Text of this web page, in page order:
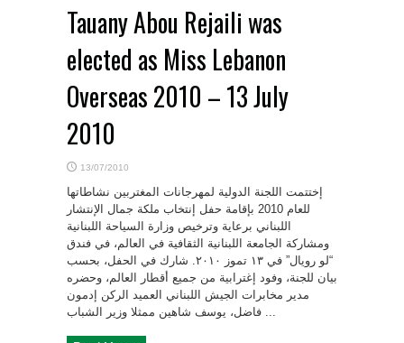
Tauany Abou Rejaili was
elected as Miss Lebanon
Overseas 2010 – 13 July
2010
13/07/2010
إختتمت اللجنة الدولية لمهرجانات المغتربين نشاطاتها
للعام 2010 بإقامة حفل إنتخاب ملكة جمال الإنتشار
اللبناني ‏برعاية وترخيص وزارة السياحة اللبنانية
ومشاركة الجامعة اللبنانية الثقافية في العالم، في فندق
“لو رويال” في ۱۳ ‏تموز ٢٠١٠. شارك في الحفل، بحسب
بيان للجنة، وفود إغترابية من جميع أقطار العالم، وحضره
مدير مخابرات الجيش اللبناني ‏العميد الركن إدمون
فاضل، يوسف شاهين ممثلا وزير الشباب ...